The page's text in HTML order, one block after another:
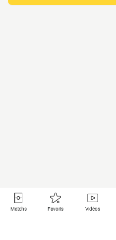
Matchs Favoris Vidéos